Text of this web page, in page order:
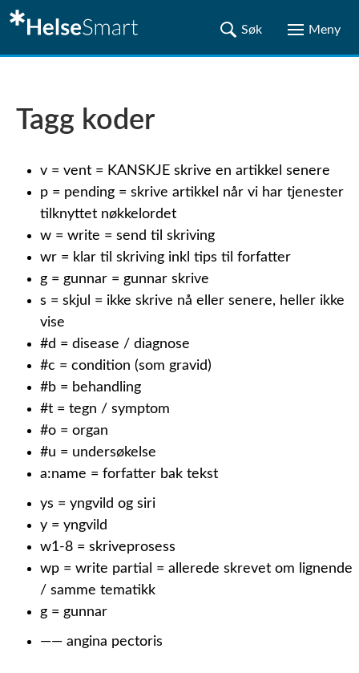
Tagg koder
v = vent = KANSKJE skrive en artikkel senere
p = pending = skrive artikkel når vi har tjenester
tilknyttet nøkkelordet
w = write = send til skriving
wr = klar til skriving inkl tips til forfatter
g = gunnar = gunnar skrive
s = skjul = ikke skrive nå eller senere, heller ikke
vise
#d = disease / diagnose
#c = condition (som gravid)
#b = behandling
#t = tegn / symptom
#o = organ
#u = undersøkelse
a:name = forfatter bak tekst
ys = yngvild og siri
y = yngvild
w1-8 = skriveprosess
wp = write partial = allerede skrevet om lignende
/ samme tematikk
g = gunnar
—— angina pectoris